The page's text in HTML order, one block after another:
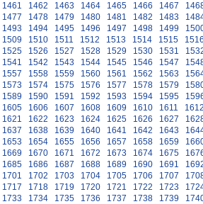
1461 1462 1463 1464 1465 1466 1467
1477 1478 1479 1480 1481 1482 1483
1493 1494 1495 1496 1497 1498 1499
1509 1510 1511 1512 1513 1514 1515
1525 1526 1527 1528 1529 1530 1531
1541 1542 1543 1544 1545 1546 1547
1557 1558 1559 1560 1561 1562 1563
1573 1574 1575 1576 1577 1578 1579
1589 1590 1591 1592 1593 1594 1595
1605 1606 1607 1608 1609 1610 1611
1621 1622 1623 1624 1625 1626 1627
1637 1638 1639 1640 1641 1642 1643
1653 1654 1655 1656 1657 1658 1659
1669 1670 1671 1672 1673 1674 1675
1685 1686 1687 1688 1689 1690 1691
1701 1702 1703 1704 1705 1706 1707
1717 1718 1719 1720 1721 1722 1723
1733 1734 1735 1736 1737 1738 1739